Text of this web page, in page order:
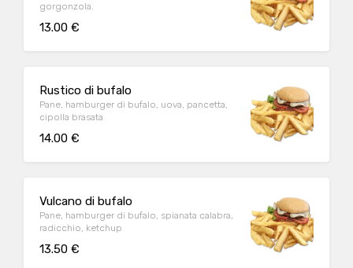
gorgonzola.
13.00 €
Rustico di bufalo
Pane, hamburger di bufalo, uova, pancetta,
cipolla brasata
14.00 €
Vulcano di bufalo
Pane, hamburger di bufalo, spianata calabra,
radicchio, ketchup
13.50 €